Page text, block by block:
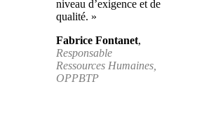
niveau d’exigence et de
qualité. »
Fabrice Fontanet,
Responsable
Ressources Humaines,
OPPBTP